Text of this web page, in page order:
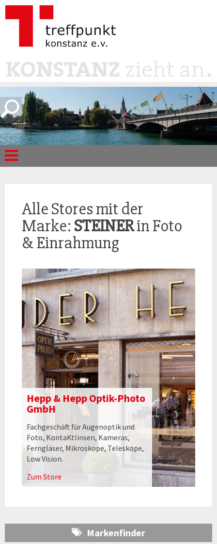
Alle Stores mit der
Marke: STEINERin Foto
& Einrahmung
Hepp & Hepp Optik-Photo
GmbH
Fachgeschäft für Augenoptik und
Foto, KontaKtlinsen, Kameras,
Ferngläser, Mikroskope, Teleskope,
Low Vision.
Zum Store
Markenfinder